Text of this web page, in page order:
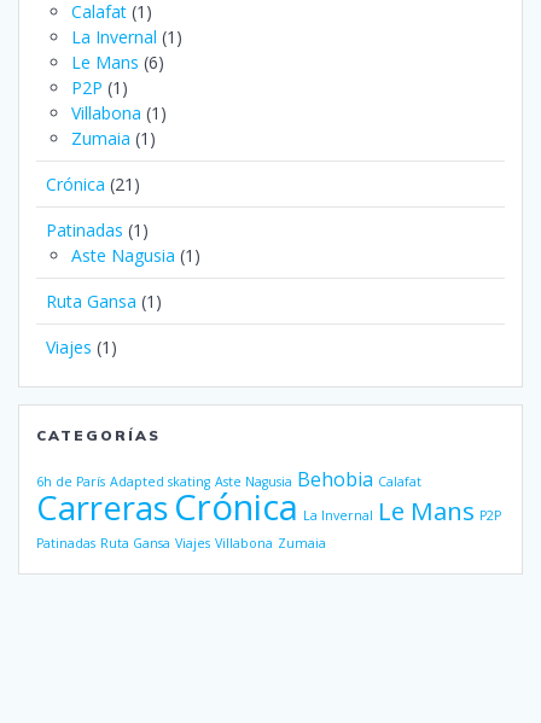
Calafat (1)
La Invernal (1)
Le Mans (6)
P2P (1)
Villabona (1)
Zumaia (1)
Crónica (21)
Patinadas (1)
Aste Nagusia (1)
Ruta Gansa (1)
Viajes (1)
CATEGORÍAS
6h de París Adapted skating Aste Nagusia Behobia Calafat
CarrerasCrónica La Invernal Le Mans P2P
Patinadas Ruta Gansa Viajes Villabona Zumaia